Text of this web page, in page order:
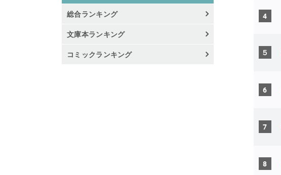
4
５
6
7
8
総合ランキング
文庫本ランキング
コミックランキング